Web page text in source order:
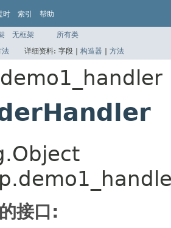
时 索引 帮助
无框架
所有类
法 详细资料: 字段 | 构造器 | 方法
接口: